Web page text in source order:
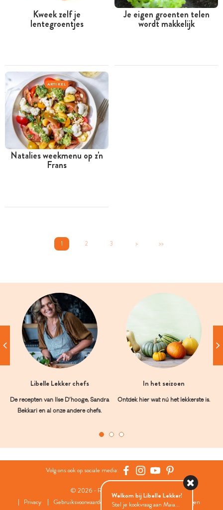
Kweek zelf je
lentegroentjes
Je eigen groenten telen
wordt makkelijk
ARTIKEL
Natalies weekmenu op z'n
Frans
1 2 3 > >>
Libelle Lekker chefs
De recepten van Ilse D’hooge, Sandra
Bekkari en al onze andere chefs.
In het seizoen
Ontdek hier wat nú het lekkerste is.
Volg ons ook op sociale media:
© 2026 - Roularta Media Group
Privacy
Gebruiksvoorwaarden Cookies Cookies instellingen
Welkom bij Libelle Lekker!
Stel je kookvraag aan Maia...